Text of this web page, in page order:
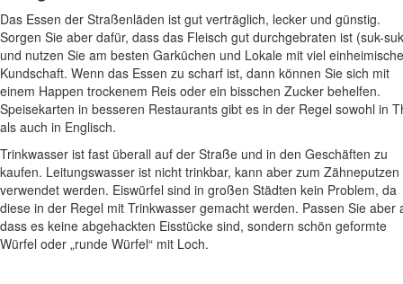
Das Essen der Straßenläden ist gut verträglich, lecker und günstig.
Sorgen Sie aber dafür, dass das Fleisch gut durchgebraten ist (suk-
und nutzen Sie am besten Garküchen und Lokale mit viel
Kundschaft. Wenn das Essen zu scharf ist, dann können Sie sich mit
einem Happen trockenem Reis oder ein bisschen Zucker behelfen.
Speisekarten in besseren Restaurants gibt es in der Regel sowohl in
als auch in Englisch.
Trinkwasser ist fast überall auf der Straße und in den Geschäften zu
kaufen. Leitungswasser ist nicht trinkbar, kann aber zum Zähneputzen
verwendet werden. Eiswürfel sind in großen Städten kein Problem, da
diese in der Regel mit Trinkwasser gemacht werden. Passen Sie aber
dass es keine abgehackten Eisstücke sind, sondern schön geformte
Würfel oder „runde Würfel“ mit Loch.